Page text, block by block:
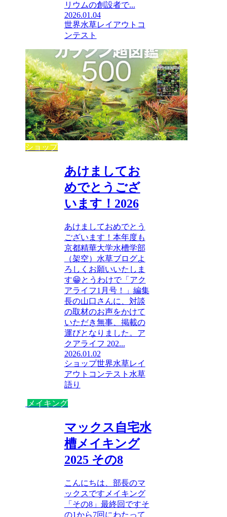
リウムの創設者で...
2026.01.04
世界水草レイアウトコ
ンテスト
ショップ
あけましてお
めでとうござ
います！2026
あけましておめでとう
ございます！本年度も
京都精華大学水槽学部
（架空）水草ブログよ
ろしくお願いいたしま
す😁とうわけで「アク
アライフ1月号！」編集
長の山口さんに、対談
の取材のお声をかけて
いただき無事、掲載の
運びとなりました。ア
クアライフ 202...
2026.01.02
ショップ世界水草レイ
アウトコンテスト 水草
語り
メイキング
マックス自宅水
槽メイキング
2025 その8
こんにちは、部長のマ
ックスですメイキング
「その8」最終回ですそ
の1から7回にわたって